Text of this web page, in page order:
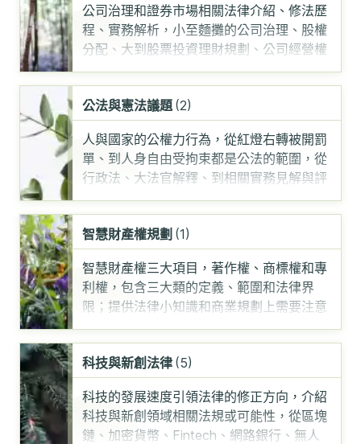
公司治理和證券市場相關法律介紹、修法歷
程、實務解析，小至麵攤的公司治理、股權
分配、大到股票投資理財規劃、公司經營權
爭奪、內線交易市……
公法與憲法議題 (2)
人與國家的公權力行為，從紅燈右轉被開罰
單、到人身自由受拘束都是公法的範圍，從
行政法、大法官解釋、到相關實務見解與評
析，都是本科目的……
智慧財產權規劃 (1)
智慧財產權三大項目，著作權、商標權和專
利權，包含三大類的定義、範圍和法律界
限；提供法律小知識和商業規劃上需要注意
的參考項目，介紹法……
科技與新創法律 (5)
科技的發展速度引領法律的修正方向，介紹
科技與新創領域相關法規或可能性，從區塊
鏈、加密貨幣、Fintech、網路銀行、無人